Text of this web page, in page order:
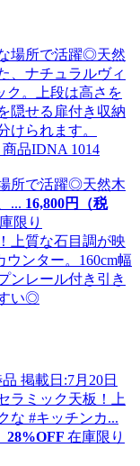
商品IDNA 1014
所で活躍◎天然木
... 16,800円（税
限り
掲載日:7月20日
ラミック天板！上
な #キッチンカ...
28%OFF 在庫限り